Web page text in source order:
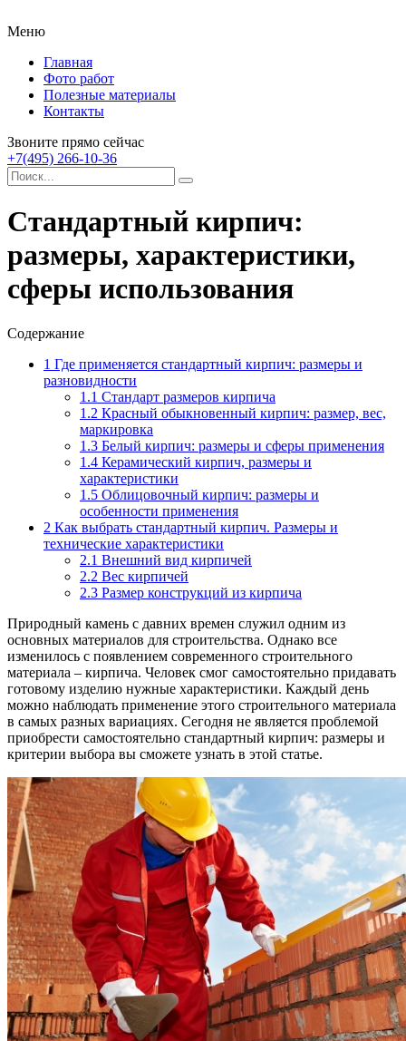
Меню
Главная
Фото работ
Полезные материалы
Контакты
Звоните прямо сейчас
+7(495) 266-10-36
Стандартный кирпич:
размеры, характеристики,
сферы использования
Содержание
1 Где применяется стандартный кирпич: размеры и
разновидности
1.1 Стандарт размеров кирпича
1.2 Красный обыкновенный кирпич: размер, вес,
маркировка
1.3 Белый кирпич: размеры и сферы применения
1.4 Керамический кирпич, размеры и
характеристики
1.5 Облицовочный кирпич: размеры и
особенности применения
2 Как выбрать стандартный кирпич. Размеры и
технические характеристики
2.1 Внешний вид кирпичей
2.2 Вес кирпичей
2.3 Размер конструкций из кирпича
Природный камень с давних времен служил одним из
основных материалов для строительства. Однако все
изменилось с появлением современного строительного
материала – кирпича. Человек смог самостоятельно придавать
готовому изделию нужные характеристики. Каждый день
можно наблюдать применение этого строительного материала
в самых разных вариациях. Сегодня не является проблемой
приобрести самостоятельно стандартный кирпич: размеры и
критерии выбора вы сможете узнать в этой статье.